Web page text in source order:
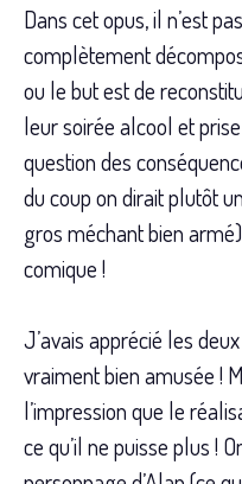
Dans cet opus, il n’est
complètement
ou le but est de
leur soirée alcool et
question des
du coup on dirait plutôt
gros méchant bien
comique !
J’avais apprécié les
vraiment bien amusée !
l’impression que le
ce qu’il ne puisse plus !